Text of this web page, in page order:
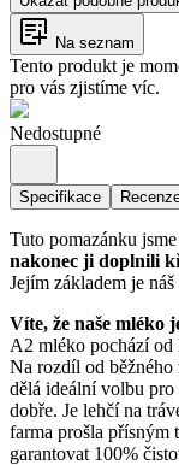
Na seznam
Tento produkt je
pro vás zjistíme víc.
Nedostupné
Specifikace
Tuto pomazánku
nakonec ji doplnili
Jejím základem je
Víte, že naše mléko
A2 mléko pochází od
Na rozdíl od
dělá ideální volbu
dobře. Je lehčí na
farma prošla přísným
garantovat 100%